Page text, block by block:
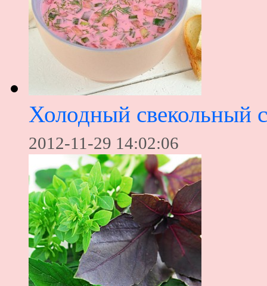
Холодный свекольный
2012-11-29 14:02:06